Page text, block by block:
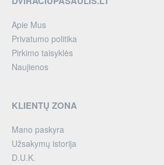
Apie Mus
Privatumo politika
Pirkimo taisyklės
Naujienos
KLIENTŲ ZONA
Mano paskyra
Užsakymų istorija
D.U.K.